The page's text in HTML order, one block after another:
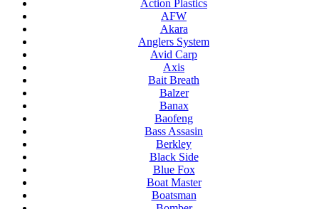
Action Plastics
AFW
Akara
Anglers System
Avid Carp
Axis
Bait Breath
Balzer
Banax
Baofeng
Bass Assasin
Berkley
Black Side
Blue Fox
Boat Master
Boatsman